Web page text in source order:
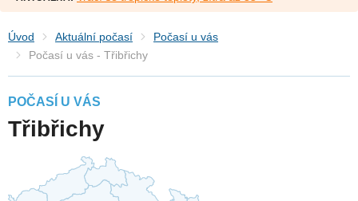
Úvod Aktuální počasí
Počasí u vás
Počasí u vás - Třibřichy
POČASÍ U VÁS
Třibřichy